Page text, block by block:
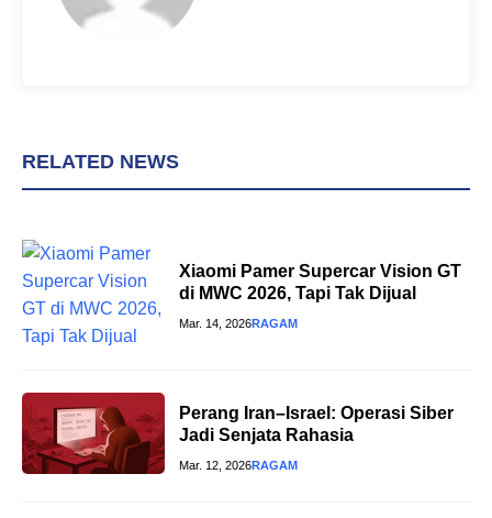
RELATED NEWS
Xiaomi Pamer Supercar Vision GT
di MWC 2026, Tapi Tak Dijual
Mar. 14, 2026RAGAM
Perang Iran–Israel: Operasi Siber
Jadi Senjata Rahasia
Mar. 12, 2026RAGAM